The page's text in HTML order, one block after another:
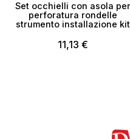
Set occhielli con asola per
perforatura rondelle
strumento installazione kit
11,13 €